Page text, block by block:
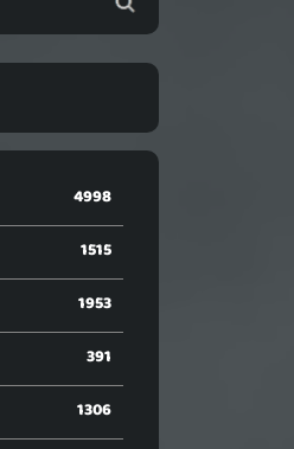
4998
1515
1953
391
1306